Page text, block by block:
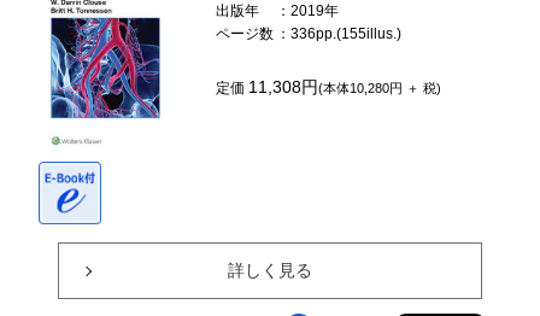
出版年
：2019年
ページ数 ：336pp.(155illus.)
定価 11,308円(本体10,280円 ＋ 税)
詳しく見る